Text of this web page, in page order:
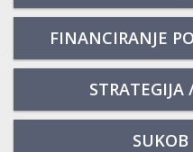
FINANCIRANJE
STRATEGIJA